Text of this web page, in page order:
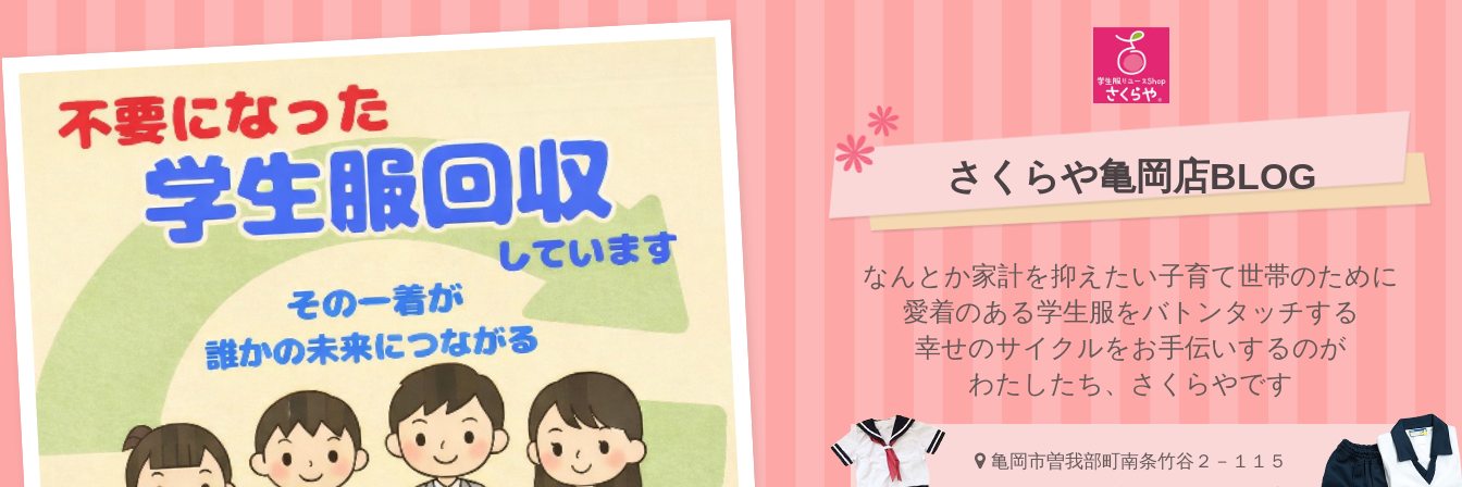
さくらや亀岡店BLOG
なんとか家計を抑えたい子育て世帯のために
愛着のある学⽣服をバトンタッチする
幸せのサイクルをお⼿伝いするのが
わたしたち、さくらやです
亀岡市曽我部町南条竹谷２－１１５